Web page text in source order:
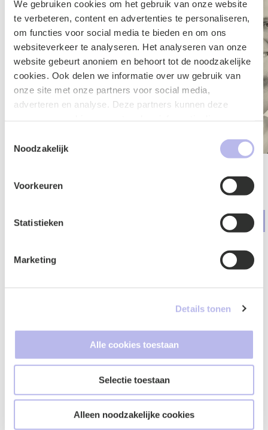
We gebruiken cookies om het gebruik van onze website
te verbeteren, content en advertenties te personaliseren,
om functies voor social media te bieden en om ons
websiteverkeer te analyseren. Het analyseren van onze
website gebeurt anoniem en behoort tot de noodzakelijke
cookies. Ook delen we informatie over uw gebruik van
onze site met onze partners voor social media,
adverteren en analyse. Deze partners kunnen deze
uw gebruik van hun services.
Noodzakelijk
Voorkeuren
Statistieken
Marketing
Details tonen
Alle cookies toestaan
Selectie toestaan
Alleen noodzakelijke cookies
Marlies Hol
Arbeid & Ontslag
Cas Kroese
Arbeid & Ontslag
Contactformulier